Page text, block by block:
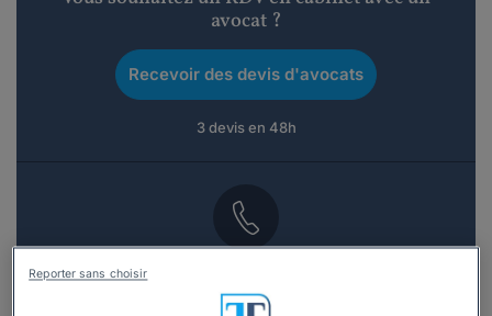
avocat ?
Recevoir des devis d'avocats
3 devis en 48h
Vous souhaitez une consultation par
téléphone ?
Reporter sans choisir